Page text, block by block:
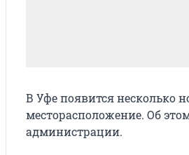
В Уфе появится несколько
месторасположение. Об
администрации.